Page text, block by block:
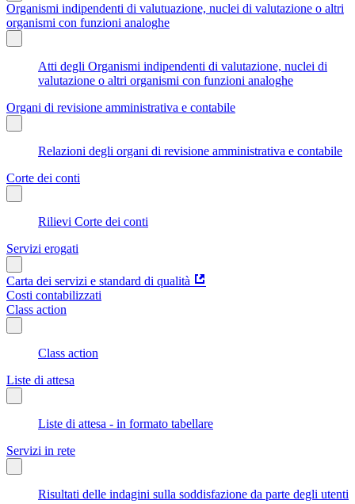
Organismi indipendenti di valutuazione, nuclei di valutazione o altri
organismi con funzioni analoghe
Atti degli Organismi indipendenti di valutazione, nuclei di
valutazione o altri organismi con funzioni analoghe
Organi di revisione amministrativa e contabile
Relazioni degli organi di revisione amministrativa e contabile
Corte dei conti
Rilievi Corte dei conti
Servizi erogati
Carta dei servizi e standard di qualità
Costi contabilizzati
Class action
Class action
Liste di attesa
Liste di attesa - in formato tabellare
Servizi in rete
Risultati delle indagini sulla soddisfazione da parte degli utenti